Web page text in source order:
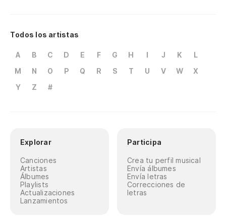
Todos los artistas
A B C D E F G H I J K
L
M
N O P Q R S T U V W
X
Y
Z #
Explorar
Canciones
Artistas
Álbumes
Playlists
Actualizaciones
Lanzamientos
Participa
Crea tu perfil musical
Envía álbumes
Envía letras
Correcciones de
letras